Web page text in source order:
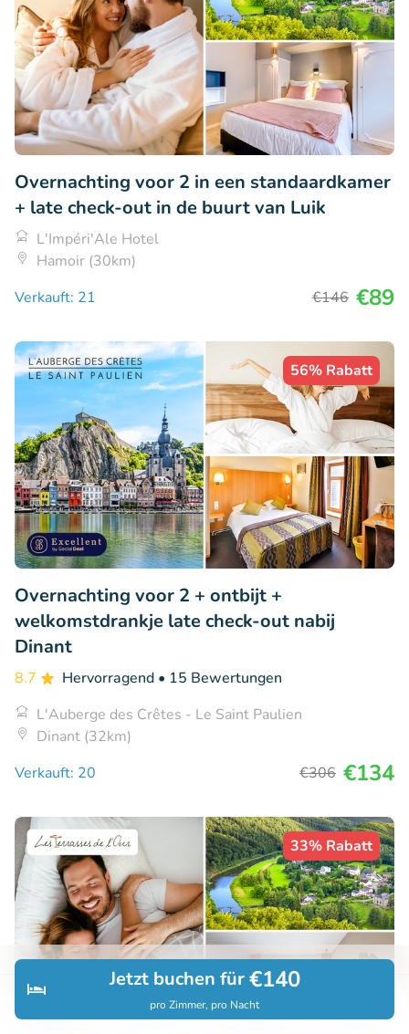
Suchen Buchungen
Jetzt buchen für€140
pro Zimmer, pro Nacht
Overnachting voor 2 in een standaardkamer
+ late check-out in de buurt van Luik
L'Impéri'Ale Hotel
Hamoir (30km)
Verkauft: 21
€146 €89
56% Rabatt
Overnachting voor 2 + ontbijt +
welkomstdrankje late check-out nabij
Dinant
8.7 Hervorragend • 15 Bewertungen
L'Auberge des Crêtes - Le Saint Paulien
Dinant (32km)
Verkauft: 20
€306 €134
33% Rabatt